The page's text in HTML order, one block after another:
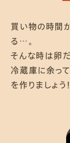
買い物の時間
る…。
そんな時は卵
冷蔵庫に余っ
を作りましょう！